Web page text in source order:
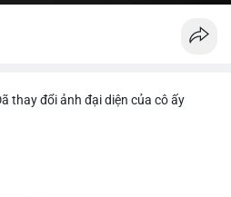
thay đổi ảnh đại diện của cô ấy